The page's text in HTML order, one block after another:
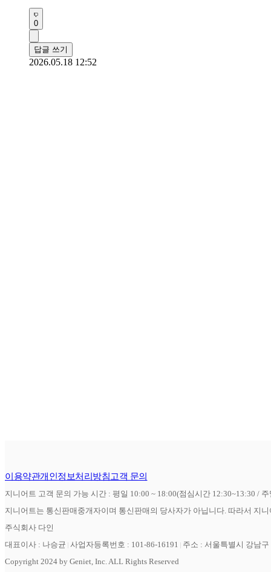
0
답글 쓰기
2026.05.18 12:52
이용약관개인정보처리방침고객 문의
지니어트 고객 문의 가능 시간 : 평일 10:00 ~ 18:00(점심시간 12:30~13:30 /
지니어트는 통신판매중개자이며 통신판매의 당사자가 아닙니다. 따라서 지
주식회사 다인
대표이사 : 나승균 사업자등록번호 : 101-86-16191
주소 : 서울특별시 강남
Copyright 2024 by Geniet, Inc. ALL Rights Reserved